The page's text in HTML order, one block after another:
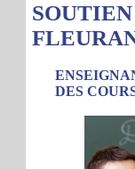
DES